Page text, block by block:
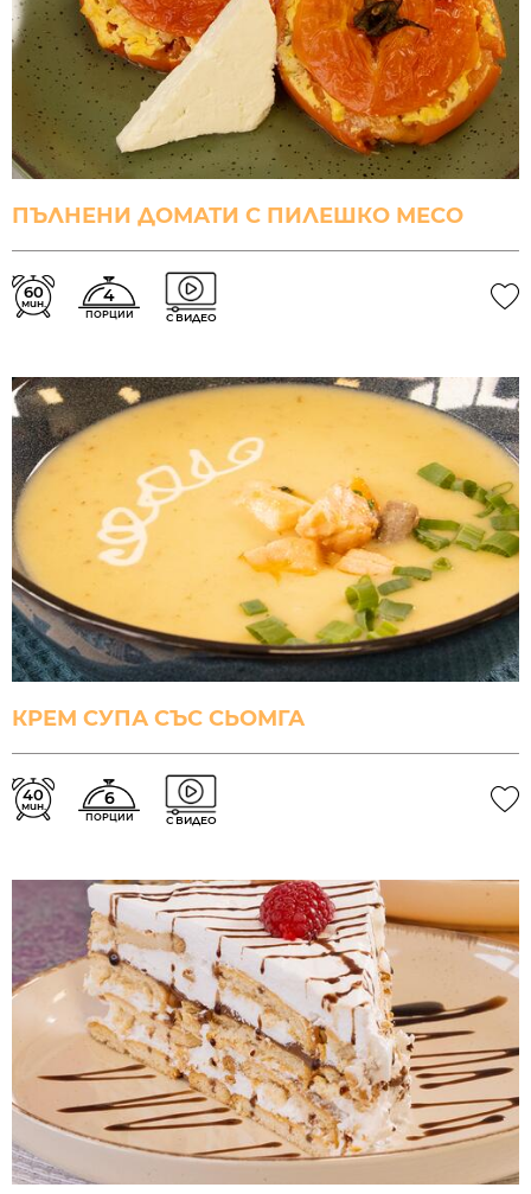
ПЪЛНЕНИ ДОМАТИ С ПИЛЕШКО МЕСО
60
мин. 4
ПОРЦИИ С ВИДЕО
КРЕМ СУПА СЪС СЬОМГА
40
мин. 6
ПОРЦИИ С ВИДЕО